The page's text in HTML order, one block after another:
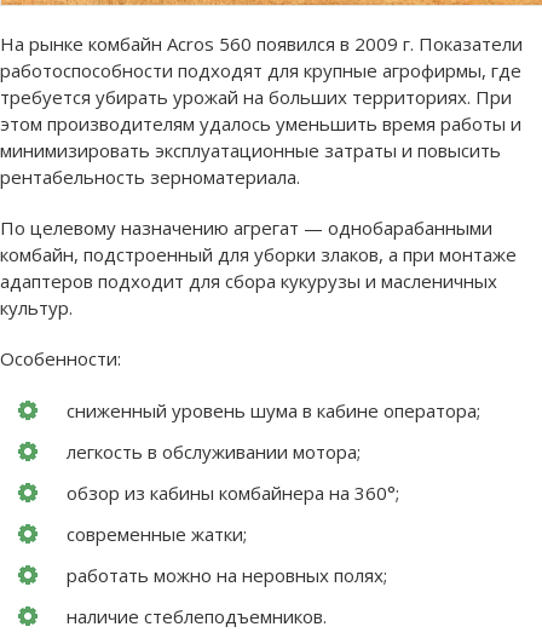
На рынке комбайн Acros 560 появился в 2009 г. Показатели
работоспособности подходят для крупные агрофирмы, где
требуется убирать урожай на больших территориях. При
этом производителям удалось уменьшить время работы и
минимизировать эксплуатационные затраты и повысить
рентабельность зерноматериала.
По целевому назначению агрегат — однобарабанными
комбайн, подстроенный для уборки злаков, а при монтаже
адаптеров подходит для сбора кукурузы и масленичных
культур.
Особенности:
сниженный уровень шума в кабине оператора;
легкость в обслуживании мотора;
обзор из кабины комбайнера на 360°;
современные жатки;
работать можно на неровных полях;
наличие стеблеподъемников.